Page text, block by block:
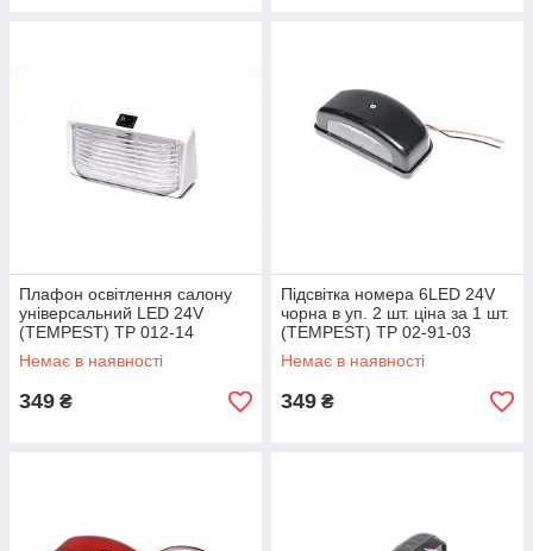
Плафон освітлення салону
універсальний LED 24V
(TEMPEST) TP 012-14
Немає в наявності
349 ₴
Підсвітка номера 6LED 24V
чорна в уп. 2 шт. ціна за 1 шт.
(TEMPEST) TP 02-91-03
Немає в наявності
349 ₴